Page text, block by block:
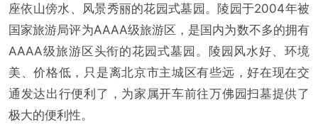
座依山傍水、风景秀丽的花园式墓园。陵园于2004年被
国家旅游局评为AAAA级旅游区，是国内为数不多的拥有
AAAA级旅游区头衔的花园式墓园。陵园风水好、环境
美、价格低，只是离北京市主城区有些远，好在现在交
通发达出行便利了，为家属开车前往万佛园扫墓提供了
极大的便利性。